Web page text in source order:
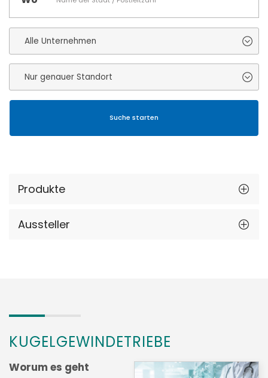
Produkte
Aussteller
KUGELGEWINDETRIEBE
Worum es geht